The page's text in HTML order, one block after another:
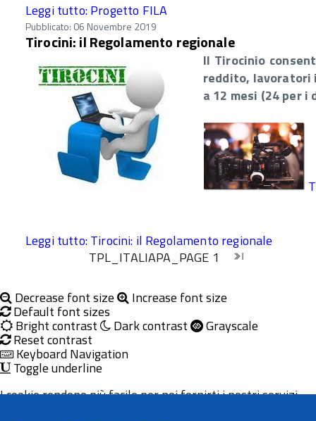
Leggi tutto: Progetto FILA
Pubblicato: 06 Novembre 2019
Tirocini: il Regolamento regionale
Il Tirocinio
reddito, lavoratori
a 12 mesi (24 per
Leggi tutto: Tirocini: il Regolamento regionale
TPL_ITALIAPA_PAGE 1 chevron_right
last_page
Decrease font size Increase font size
Default font sizes
Bright contrast Dark contrast Grayscale
Reset contrast
Keyboard Navigation
Toggle underline
I cookie rendono più facile per noi fornirti i nostri servizi.